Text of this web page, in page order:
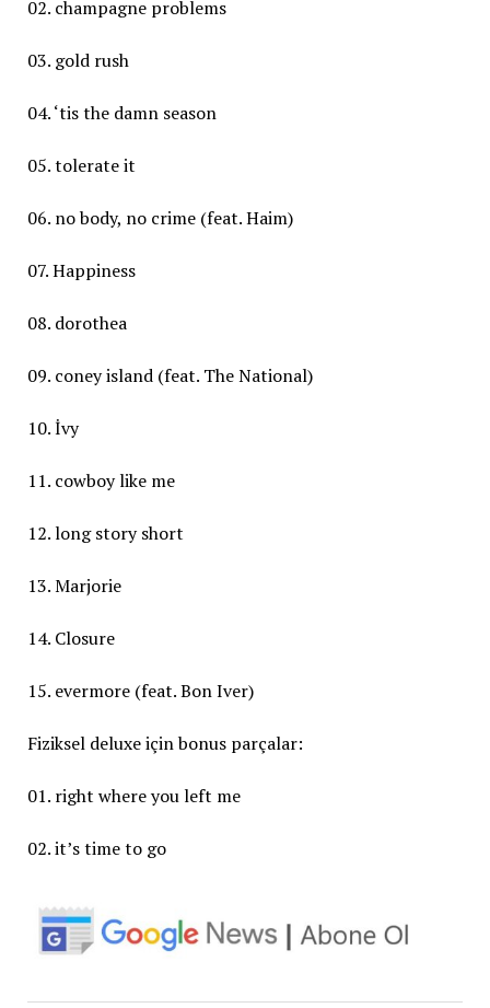
02. champagne problems
03. gold rush
04. ‘tis the damn season
05. tolerate it
06. no body, no crime (feat. Haim)
07. Happiness
08. dorothea
09. coney island (feat. The National)
10. İvy
11. cowboy like me
12. long story short
13. Marjorie
14. Closure
15. evermore (feat. Bon Iver)
Fiziksel deluxe için bonus parçalar:
01. right where you left me
02. it’s time to go